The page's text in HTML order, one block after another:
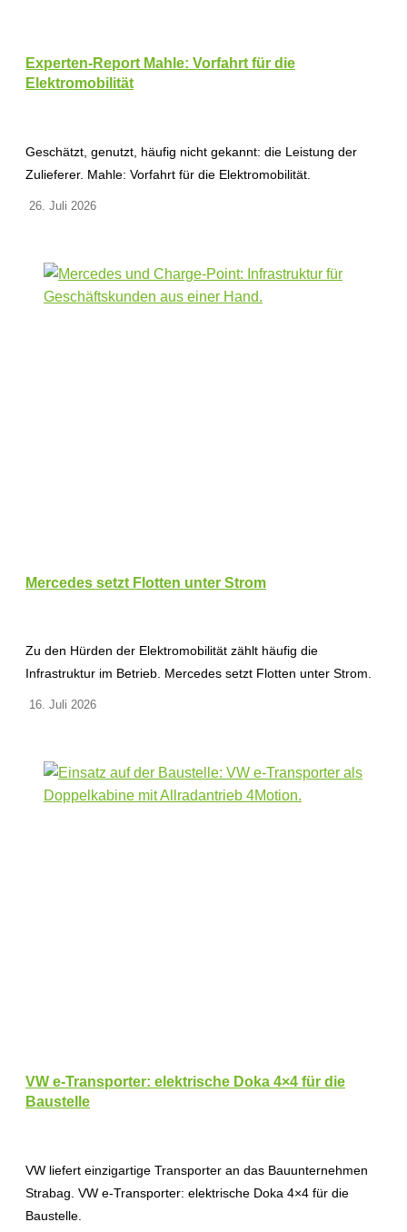
Experten-Report Mahle: Vorfahrt für die
Elektromobilität
Geschätzt, genutzt, häufig nicht gekannt: die Leistung der
Zulieferer. Mahle: Vorfahrt für die Elektromobilität.
26. Juli 2026
Mercedes setzt Flotten unter Strom
Zu den Hürden der Elektromobilität zählt häufig die
Infrastruktur im Betrieb. Mercedes setzt Flotten unter Strom.
16. Juli 2026
VW e-Transporter: elektrische Doka 4×4 für die
Baustelle
VW liefert einzigartige Transporter an das Bauunternehmen
Strabag. VW e-Transporter: elektrische Doka 4×4 für die
Baustelle.